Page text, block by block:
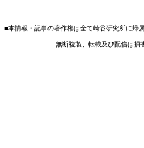
■本情報・記事の著作権は全て崎谷研究所に帰
無断複製、転載及び配信は損